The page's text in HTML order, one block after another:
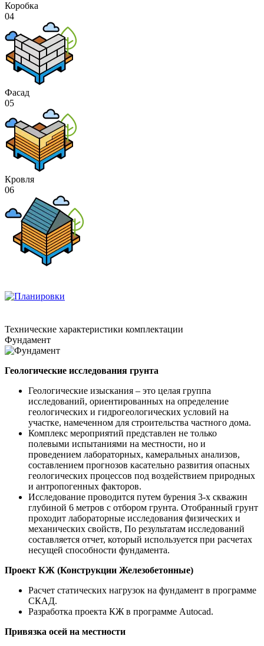
Коробка
04
Фасад
05
Кровля
06
Технические характеристики комплектации
Фундамент
Геологические исследования грунта
Геологические изыскания – это целая группа
исследований, ориентированных на определение
геологических и гидрогеологических условий на
участке, намеченном для строительства частного дома.
Комплекс мероприятий представлен не только
полевыми испытаниями на местности, но и
проведением лабораторных, камеральных анализов,
составлением прогнозов касательно развития опасных
геологических процессов под воздействием природных
и антропогенных факторов.
Исследование проводится путем бурения 3-х скважин
глубиной 6 метров с отбором грунта. Отобранный грунт
проходит лабораторные исследования физических и
механических свойств, По результатам исследований
составляется отчет, который используется при расчетах
несущей способности фундамента.
Проект КЖ (Конструкции Железобетонные)
Расчет статических нагрузок на фундамент в программе
СКАД.
Разработка проекта КЖ в программе Autocad.
Привязка осей на местности